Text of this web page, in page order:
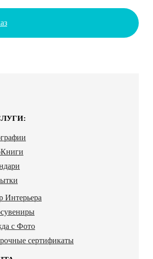
Интерьера
с Фото
сертификаты